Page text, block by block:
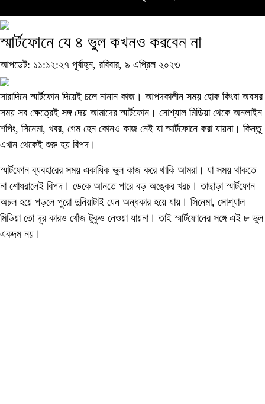
স্মার্টফোনে যে ৪ ভুল কখনও করবেন না
আপডেট: ১১:১২:২৭ পূর্বাহ্ন, রবিবার, ৯ এপ্রিল ২০২৩
সারাদিনে স্মার্টফোন দিয়েই চলে নানান কাজ। আপদকালীন সময় হোক কিংবা অবসর
সময় সব ক্ষেত্রেই সঙ্গ দেয় আমাদের স্মার্টফোন। সোশ্যাল মিডিয়া থেকে অনলাইন
শপিং, সিনেমা, খবর, গেম হেন কোনও কাজ নেই যা স্মার্টফোনে করা যায়না। কিন্তু
এখান থেকেই শুরু হয় বিপদ।
স্মার্টফোন ব্যবহারের সময় একাধিক ভুল কাজ করে থাকি আমরা। যা সময় থাকতে
না শোধরালেই বিপদ। ডেকে আনতে পারে বড় অঙ্কের খরচ। তাছাড়া স্মার্টফোন
অচল হয়ে পড়লে পুরো দুনিয়াটাই যেন অন্ধকার হয়ে যায়। সিনেমা, সোশ্যাল
মিডিয়া তো দূর কারও খোঁজ টুকুও নেওয়া যায়না। তাই স্মার্টফোনের সঙ্গে এই ৮ ভুল
একদম নয়।